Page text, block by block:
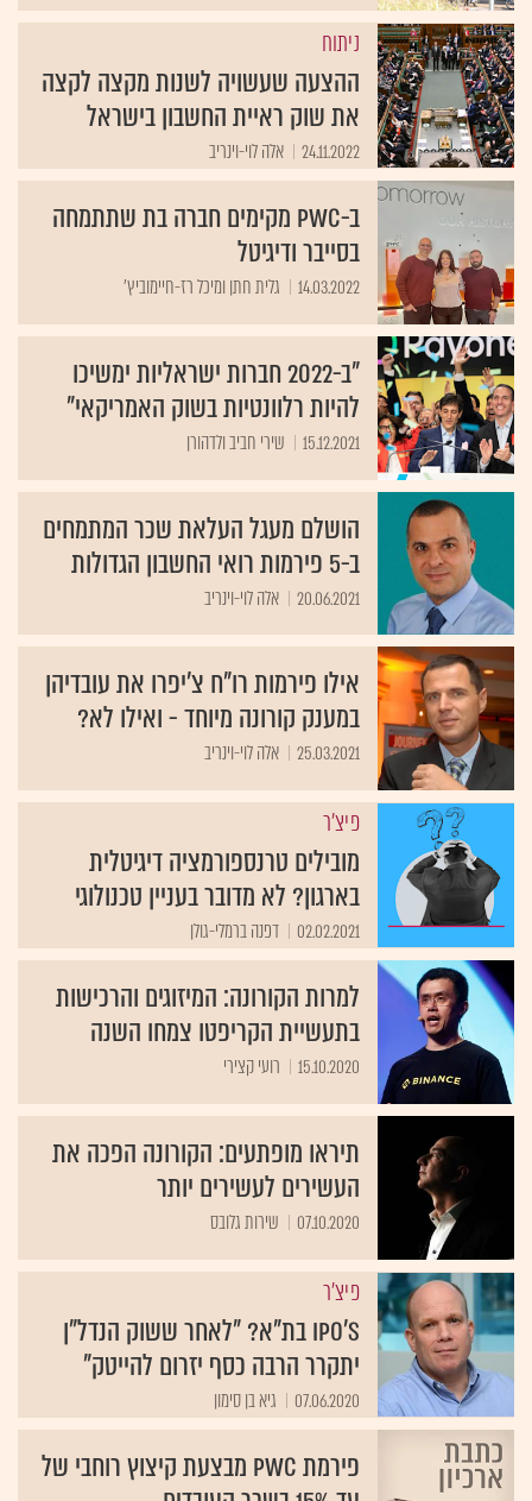
ניתוח
ההצעה שעשויה לשנות מקצה לקצה
את שוק ראיית החשבון בישראל
24.11.2022 אלה לוי-וינריב
ב-PwC מקימים חברה בת שתתמחה
בסייבר ודיגיטל
14.03.2022 גלית חתן ומיכל רז-חיימוביץ'
"ב-2022 חברות ישראליות ימשיכו
להיות רלוונטיות בשוק האמריקאי"
15.12.2021 שירי חביב ולדהורן
הושלם מעגל העלאת שכר המתמחים
ב-5 פירמות רואי החשבון הגדולות
20.06.2021 אלה לוי-וינריב
אילו פירמות רו"ח צ'יפרו את עובדיהן
במענק קורונה מיוחד - ואילו לא?
25.03.2021 אלה לוי-וינריב
פיצ'ר
מובילים טרנספורמציה דיגיטלית
בארגון? לא מדובר בעניין טכנולוגי
02.02.2021 דפנה ברמלי-גולן
למרות הקורונה: המיזוגים והרכישות
בתעשיית הקריפטו צמחו השנה
15.10.2020 רועי קצירי
תיראו מופתעים: הקורונה הפכה את
העשירים לעשירים יותר
07.10.2020 שירות גלובס
פיצ'ר
IPO'S בת"א? "לאחר ששוק הנדל"ן
יתקרר הרבה כסף יזרום להייטק"
07.06.2020 גיא בן סימון
פירמת PwC מבצעת קיצוץ רוחבי של